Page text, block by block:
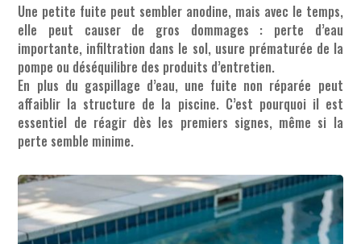
Une petite fuite peut sembler anodine, mais avec le temps,
elle peut causer de gros dommages : perte d’eau
importante, infiltration dans le sol, usure prématurée de la
pompe ou déséquilibre des produits d’entretien.
En plus du gaspillage d’eau, une fuite non réparée peut
affaiblir la structure de la piscine. C’est pourquoi il est
essentiel de réagir dès les premiers signes, même si la
perte semble minime.